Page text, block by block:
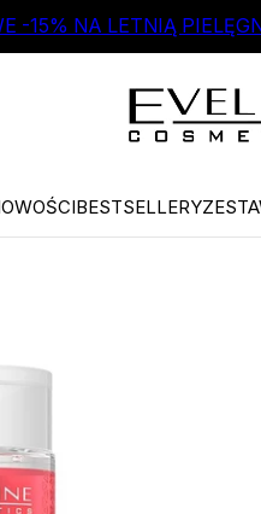
-15% NA LETNIĄ
BESTSELLERY